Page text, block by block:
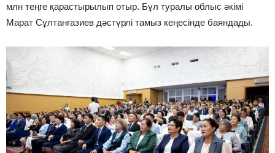
млн теңге қарастырылып отыр. Бұл туралы облыс әкімі
Марат Сұлтанғазиев дәстүрлі тамыз кеңесінде баяндады.